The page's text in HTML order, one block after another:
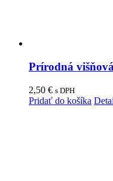
Prírodná
2,50 € s DPH
Pridať do košíka